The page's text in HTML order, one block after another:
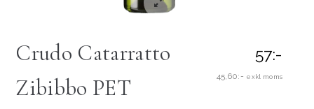
Crudo Catarratto
Zibibbo PET
57:-
45,60:- exkl moms